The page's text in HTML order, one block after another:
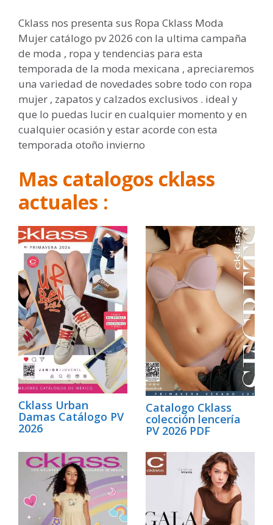
Cklass nos presenta sus Ropa Cklass Moda
Mujer catálogo pv 2026 con la ultima campaña
de moda , ropa y tendencias para esta
temporada de la moda mexicana , apreciaremos
una variedad de novedades sobre todo con ropa
mujer , zapatos y calzados exclusivos . ideal y
que lo puedas lucir en cualquier momento y en
cualquier ocasión y estar acorde con esta
temporada otoño invierno
Mas catalogos cklass
actuales :
Cklass Urban
Damas Catálogo PV
2026
Catalogo Cklass
colección lencería
PV 2026 PDF